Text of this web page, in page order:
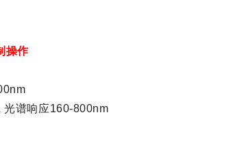
操作
光谱响应160-800nm